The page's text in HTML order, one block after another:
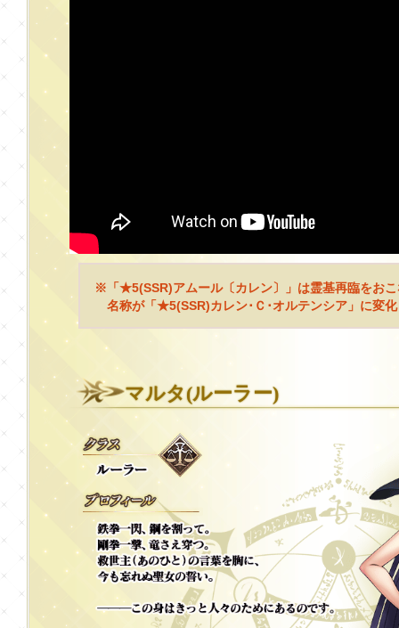
※「★5(SSR)アムール〔カレン〕」は霊基再臨をお
名称が「★5(SSR)カレン･Ｃ･オルテンシア」に変
マルタ(ルーラー)